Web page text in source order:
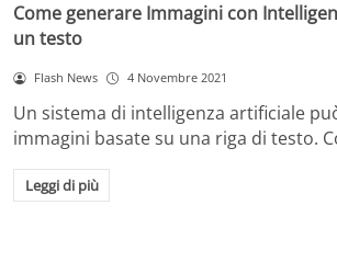
Come generare Immagini con
un testo
Flash News 4 Novembre 2021
Un sistema di intelligenza artificiale
immagini basate su una riga di testo.
Leggi di più